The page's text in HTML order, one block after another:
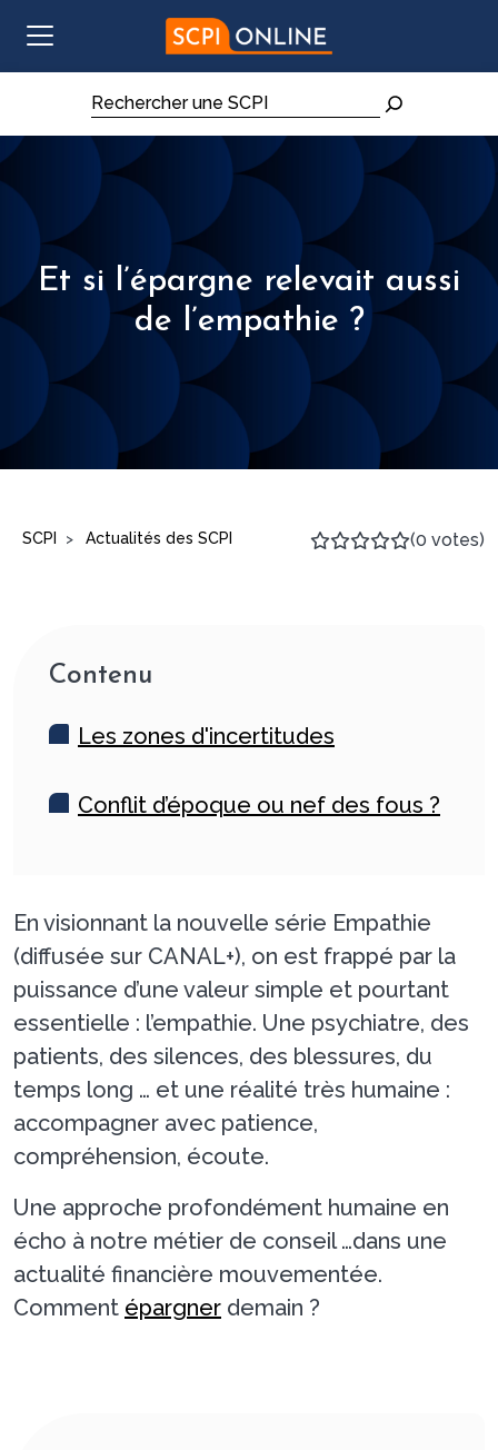
Rechercher
Et si l’épargne relevait aussi
de l’empathie ?
SCPI > Actualités des SCPI (0 votes)
Contenu
Les zones d'incertitudes
Conflit d’époque ou nef des fous ?
En visionnant la nouvelle série Empathie
(diffusée sur CANAL+), on est frappé par la
puissance d’une valeur simple et pourtant
essentielle : l’empathie. Une psychiatre, des
patients, des silences, des blessures, du
temps long … et une réalité très humaine :
accompagner avec patience,
compréhension, écoute.
Une approche profondément humaine en
écho à notre métier de conseil …dans une
actualité financière mouvementée.
Comment épargner demain ?